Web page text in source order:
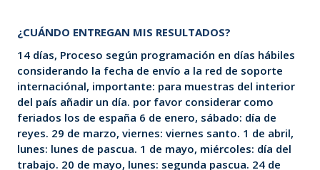
¿CUÁNDO ENTREGAN MIS RESULTADOS?
14 días, Proceso según programación en días hábiles
considerando la fecha de envío a la red de soporte
internaciónal, importante: para muestras del interior
del país añadir un día. por favor considerar como
feriados los de españa 6 de enero, sábado: día de
reyes. 29 de marzo, viernes: viernes santo. 1 de abril,
lunes: lunes de pascua. 1 de mayo, miércoles: día del
trabajo. 20 de mayo, lunes: segunda pascua. 24 de